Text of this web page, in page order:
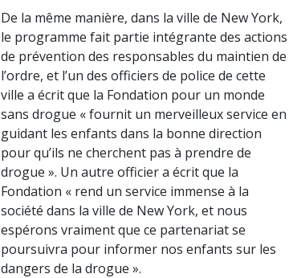
De la même manière, dans la ville de New York,
le programme fait partie intégrante des actions
de prévention des responsables du maintien de
l’ordre, et l’un des officiers de police de cette
ville a écrit que la Fondation pour un monde
sans drogue « fournit un merveilleux service en
guidant les enfants dans la bonne direction
pour qu’ils ne cherchent pas à prendre de
drogue ». Un autre officier a écrit que la
Fondation « rend un service immense à la
société dans la ville de New York, et nous
espérons vraiment que ce partenariat se
poursuivra pour informer nos enfants sur les
dangers de la drogue ».